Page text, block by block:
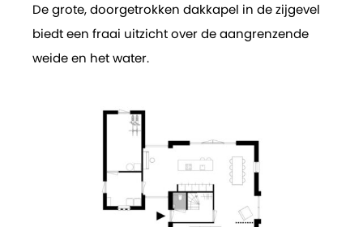
De grote, doorgetrokken dakkapel in de zijgevel
biedt een fraai uitzicht over de aangrenzende
weide en het water.